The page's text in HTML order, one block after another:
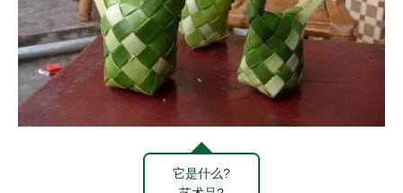
它是什么?